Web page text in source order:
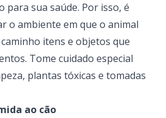
para sua saúde. Por isso, é
o ambiente em que o animal
itens e objetos que
Tome cuidado especial
plantas tóxicas e tomadas
ao cão